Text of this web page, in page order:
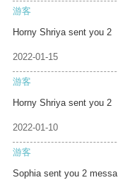
游客
Horny Shriya sent you 2
2022-01-15
游客
Horny Shriya sent you 2
2022-01-10
游客
Sophia sent you 2 messa